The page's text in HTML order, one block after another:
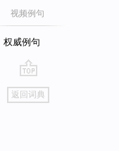
视频例句
权威例句
go
top
返回词典